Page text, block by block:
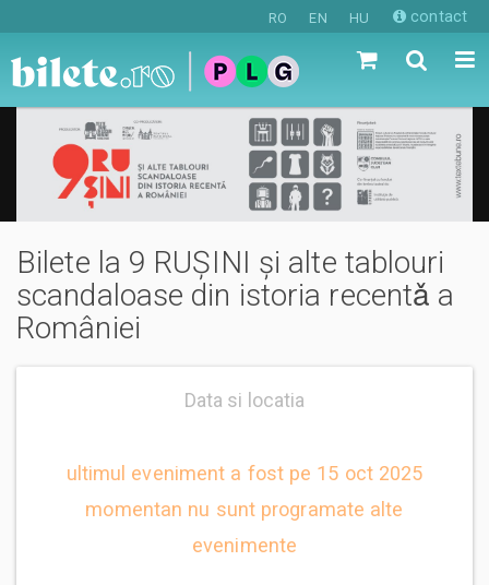
RO EN HU contact
Bilete la 9 RUȘINI şi alte tablouri
scandaloase din istoria recentǎ a
României
Data si locatia
ultimul eveniment a fost pe 15 oct 2025
momentan nu sunt programate alte
evenimente